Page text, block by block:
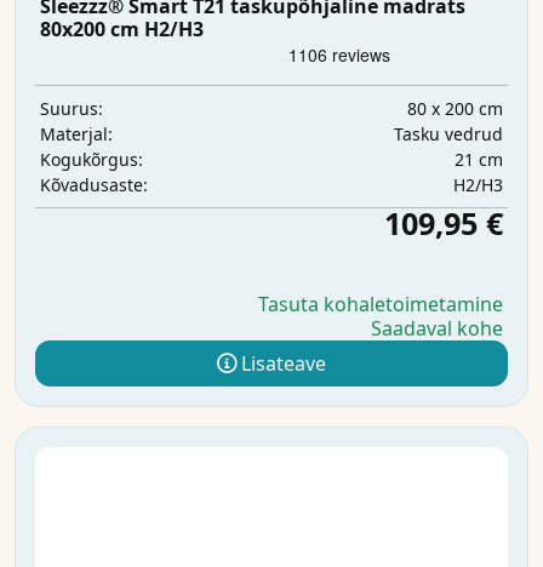
Sleezzz® Smart T21 taskupõhjaline madrats
80x200 cm H2/H3
Suurus:
80 x 200 cm
Materjal:
Tasku vedrud
Kogukõrgus:
21 cm
Kõvadusaste:
H2/H3
109,95 €
Tasuta kohaletoimetamine
Saadaval kohe
Lisateave